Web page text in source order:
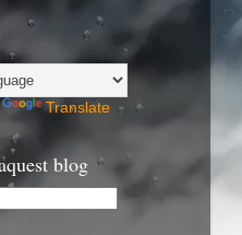
Translate
blog